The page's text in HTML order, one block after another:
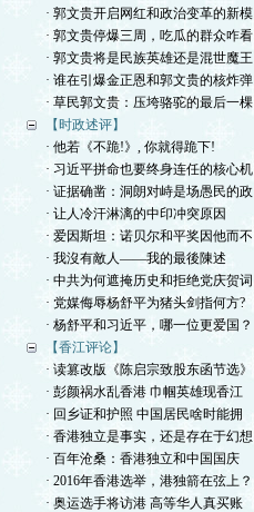
· 郭文贵开启网红和政治变革的新模
· 郭文贵停爆三周，吃瓜的群众咋看
· 郭文贵将是民族英雄还是混世魔王
· 谁在引爆金正恩和郭文贵的核炸弹
· 草民郭文贵：压垮骆驼的最后一棵
【时政述评】
· 他若《不跪!》, 你就得跪下!
· 习近平拼命也要终身连任的核心机
· 证据确凿：洞朗对峙是场愚民的政
· 让人冷汗淋漓的中印冲突原因
· 爱因斯坦：诺贝尔和平奖因他而不
· 我沒有敵人——我的最後陳述
· 中共为何遮掩历史和拒绝党庆贺词
· 党媒侮辱杨舒平为猪头剑指何方?
· 杨舒平和习近平，哪一位更爱国？
【香江评论】
· 读篡改版《陈启宗致股东函节选》
· 彭颜祸水乱香港 巾帼英雄现香江
· 回乡证和护照 中国居民啥时能拥
· 香港独立是事实，还是存在于幻想
· 百年沧桑：香港独立和中国国庆
· 2016年香港选举，港独箭在弦上？
· 奥运选手将访港 高等华人真买账